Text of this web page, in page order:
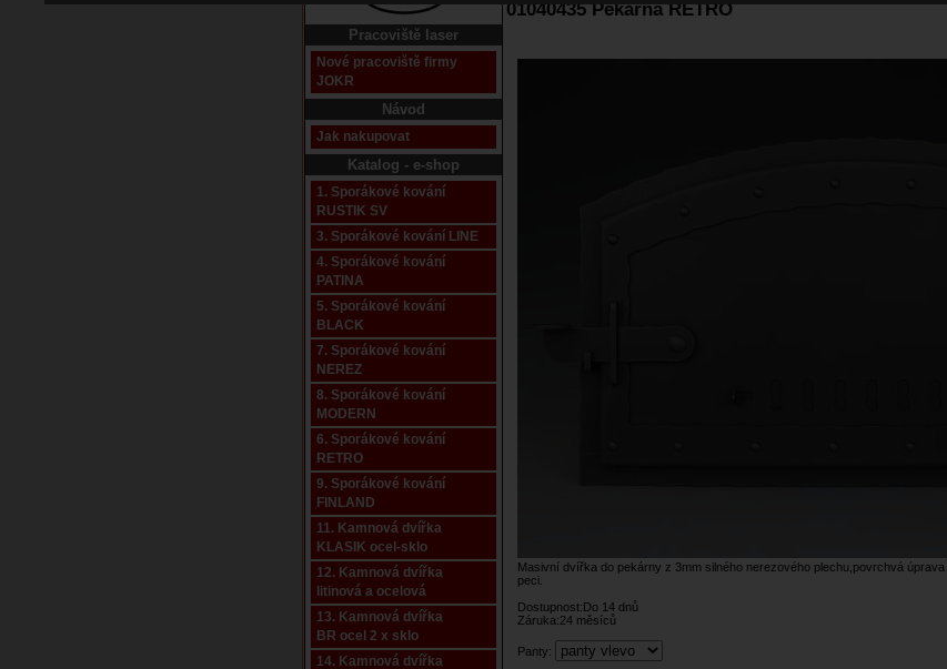
Pracoviště laser
Nové pracoviště firmy
JOKR
Návod
Jak nakupovat
Katalog - e-shop
1. Sporákové kování
RUSTIK SV
3. Sporákové kování LINE
4. Sporákové kování
PATINA
5. Sporákové kování
BLACK
7. Sporákové kování
NEREZ
8. Sporákové kování
MODERN
6. Sporákové kování
RETRO
9. Sporákové kování
FINLAND
11. Kamnová dvířka
KLASIK ocel-sklo
12. Kamnová dvířka
litinová a ocelová
13. Kamnová dvířka
BR ocel 2 x sklo
14. Kamnová dvířka
01040435 Pekárna RETRO
Masivní dvířka do pekárny z 3mm silného nerezového plechu,povrchvá
peci.
Dostupnost:Do 14 dnů
Záruka:24 měsíců
Panty: